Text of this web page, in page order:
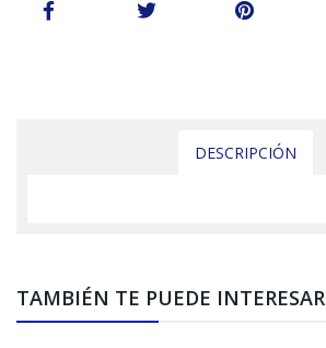
DESCRIPCIÓN
TAMBIÉN TE PUEDE INTERESAR